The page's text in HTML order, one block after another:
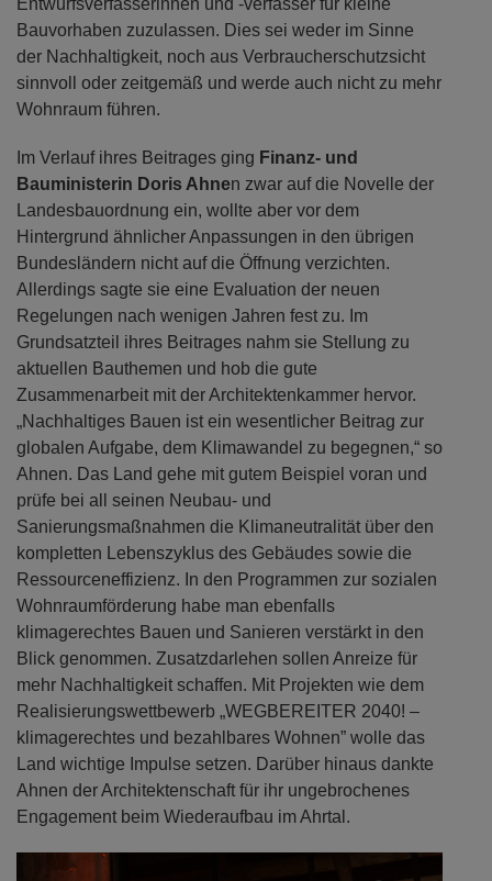
Entwurfsverfasserinnen und -verfasser für kleine
Bauvorhaben zuzulassen. Dies sei weder im Sinne
der Nachhaltigkeit, noch aus Verbraucherschutzsicht
sinnvoll oder zeitgemäß und werde auch nicht zu mehr
Wohnraum führen.
Im Verlauf ihres Beitrages ging Finanz- und
Bauministerin Doris Ahnen zwar auf die Novelle der
Landesbauordnung ein, wollte aber vor dem
Hintergrund ähnlicher Anpassungen in den übrigen
Bundesländern nicht auf die Öffnung verzichten.
Allerdings sagte sie eine Evaluation der neuen
Regelungen nach wenigen Jahren fest zu. Im
Grundsatzteil ihres Beitrages nahm sie Stellung zu
aktuellen Bauthemen und hob die gute
Zusammenarbeit mit der Architektenkammer hervor.
„Nachhaltiges Bauen ist ein wesentlicher Beitrag zur
globalen Aufgabe, dem Klimawandel zu begegnen,“ so
Ahnen. Das Land gehe mit gutem Beispiel voran und
prüfe bei all seinen Neubau- und
Sanierungsmaßnahmen die Klimaneutralität über den
kompletten Lebenszyklus des Gebäudes sowie die
Ressourceneffizienz. In den Programmen zur sozialen
Wohnraumförderung habe man ebenfalls
klimagerechtes Bauen und Sanieren verstärkt in den
Blick genommen. Zusatzdarlehen sollen Anreize für
mehr Nachhaltigkeit schaffen. Mit Projekten wie dem
Realisierungswettbewerb „WEGBEREITER 2040! –
klimagerechtes und bezahlbares Wohnen” wolle das
Land wichtige Impulse setzen. Darüber hinaus dankte
Ahnen der Architektenschaft für ihr ungebrochenes
Engagement beim Wiederaufbau im Ahrtal.
Previous